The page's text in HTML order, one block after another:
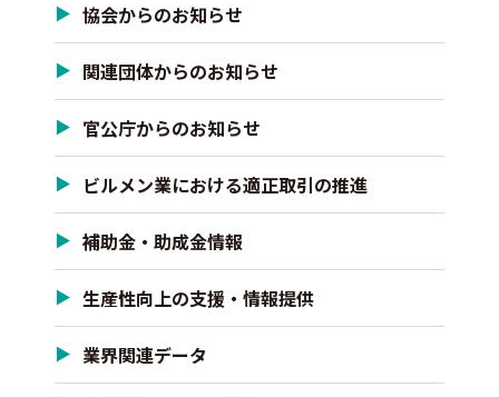
協会からのお知らせ
関連団体からのお知らせ
官公庁からのお知らせ
ビルメン業における適正取引の推進
補助金・助成金情報
生産性向上の支援・情報提供
業界関連データ